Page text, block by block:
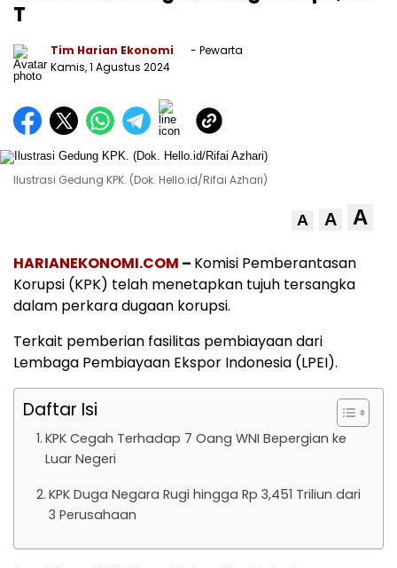
T
Tim Harian Ekonomi
- Pewarta
Kamis, 1 Agustus 2024
Ilustrasi Gedung KPK. (Dok. Hello.id/Rifai Azhari)
A A A
HARIANEKONOMI.COM – Komisi Pemberantasan
Korupsi (KPK) telah menetapkan tujuh tersangka
dalam perkara dugaan korupsi.
Terkait pemberian fasilitas pembiayaan dari
Lembaga Pembiayaan Ekspor Indonesia (LPEI).
Daftar Isi
KPK Cegah Terhadap 7 Oang WNI Bepergian ke
Luar Negeri
KPK Duga Negara Rugi hingga Rp 3,451 Triliun dari
3 Perusahaan